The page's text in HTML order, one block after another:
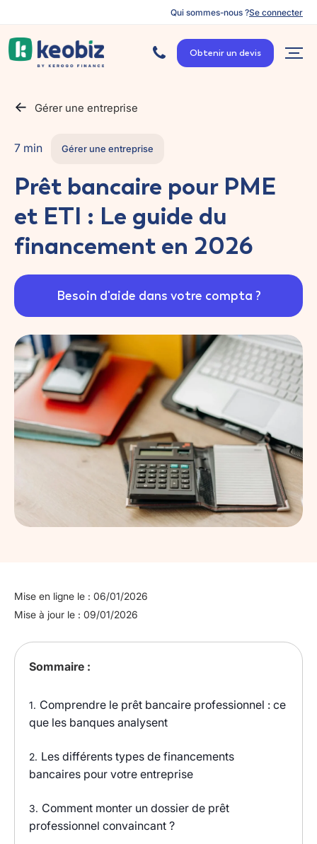
Qui sommes-nous ?Se connecter
c
c
u
Obtenir un devis
Gérer une entreprise
7 min Gérer une entreprise
Prêt bancaire pour PME
et ETI : Le guide du
financement en 2026
Besoin d'aide dans votre compta ?
Mise en ligne le : 06/01/2026
Mise à jour le : 09/01/2026
Sommaire :
1. Comprendre le prêt bancaire professionnel : ce
que les banques analysent
2. Les différents types de financements
bancaires pour votre entreprise
3. Comment monter un dossier de prêt
professionnel convaincant ?